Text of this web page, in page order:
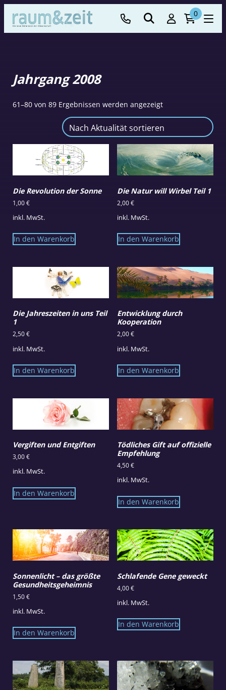
0
Jahrgang 2008
61–80 von 89 Ergebnissen werden angezeigtNach
Die Revolution der Sonne
1,00€
inkl. MwSt.
In den Warenkorb
Die Natur will Wirbel Teil 1
2,00€
inkl. MwSt.
In den Warenkorb
Die Jahreszeiten in uns Teil
1
2,50€
inkl. MwSt.
In den Warenkorb
Entwicklung durch
Kooperation
2,00€
inkl. MwSt.
In den Warenkorb
Vergiften und Entgiften
3,00€
inkl. MwSt.
In den Warenkorb
Tödliches Gift auf offizielle
Empfehlung
4,50€
inkl. MwSt.
In den Warenkorb
Sonnenlicht – das größte
Gesundheitsgeheimnis
1,50€
inkl. MwSt.
In den Warenkorb
Schlafende Gene geweckt
4,00€
inkl. MwSt.
In den Warenkorb